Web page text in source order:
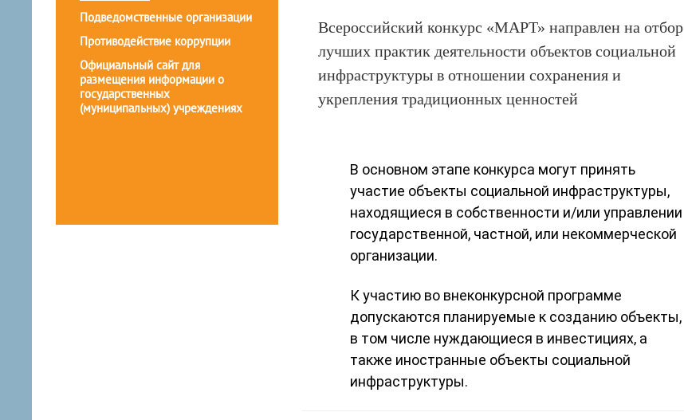
Подведомственные организации
Противодействие коррупции
Официальный сайт для
размещения информации о
государственных
(муниципальных) учреждениях
Всероссийский конкурс «МАРТ» направлен на отбор
лучших практик деятельности объектов социальной
инфраструктуры в отношении сохранения и
укрепления традиционных ценностей
В основном этапе конкурса могут принять
участие объекты социальной инфраструктуры,
находящиеся в собственности и/или управлении
государственной, частной, или некоммерческой
организации.
К участию во внеконкурсной программе
допускаются планируемые к созданию объекты,
в том числе нуждающиеся в инвестициях, а
также иностранные объекты социальной
инфраструктуры.